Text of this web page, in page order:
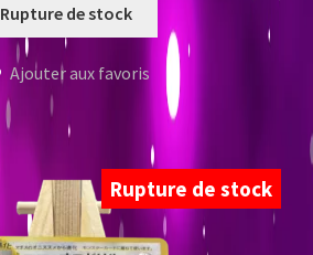
Rupture de stock
Ajouter aux favoris
Rupture de stock